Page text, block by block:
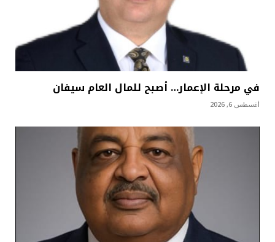
في مرحلة الإعمار… أصبح للمال العام سيفان
أغسطس 6, 2026